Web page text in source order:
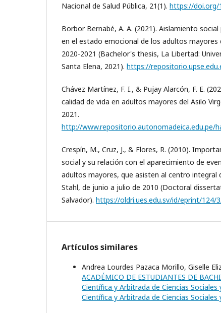
Nacional de Salud Pública, 21(1). https://doi.org/
Borbor Bernabé, A. A. (2021). Aislamiento
en el estado emocional de los adultos mayores
2020-2021 (Bachelor's thesis, La Libertad:
Santa Elena, 2021). https://
Chávez Martínez, F. I., & Pujay Alarcón, F. E.
calidad de vida en adultos mayores del Asilo
2021.
http://www.repositorio.autonomadeica.edu.pe/
Crespín, M., Cruz, J., & Flores, R. (2010).
social y su relación con el aparecimiento de
adultos mayores, que asisten al centro integral
Stahl, de junio a julio de 2010 (Doctoral
Salvador). https://oldri.ues.edu.sv/id/eprint/124/
Artículos similares
Andrea Lourdes Pazaca Morillo, Giselle
ACADÉMICO DE ESTUDIANTES DE
Científica y Arbitrada de Ciencias
Científica y Arbitrada de Ciencias